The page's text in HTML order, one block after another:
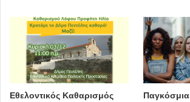
Εθελοντικός Καθαρισμός